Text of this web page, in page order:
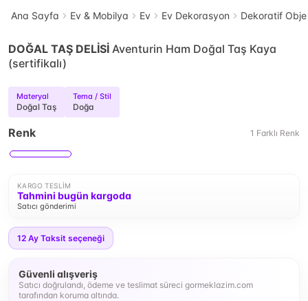
Ana Sayfa Ev & Mobilya Ev Ev Dekorasyon Dekoratif
DOĞAL TAŞ DELİSİ Aventurin Ham Doğal Taş Kaya
(sertifikalı)
Materyal
Doğal Taş
Tema / Stil
Doğa
Renk 1 Farklı Renk
KARGO TESLIM
Tahmini bugün kargoda
Satıcı gönderimi
12 Ay Taksit seçeneği
Güvenli alışveriş
Satıcı doğrulandı, ödeme ve teslimat süreci gormeklazim.com
tarafından koruma altında.